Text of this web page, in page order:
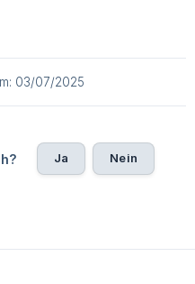
03/07/2025
Ja Nein